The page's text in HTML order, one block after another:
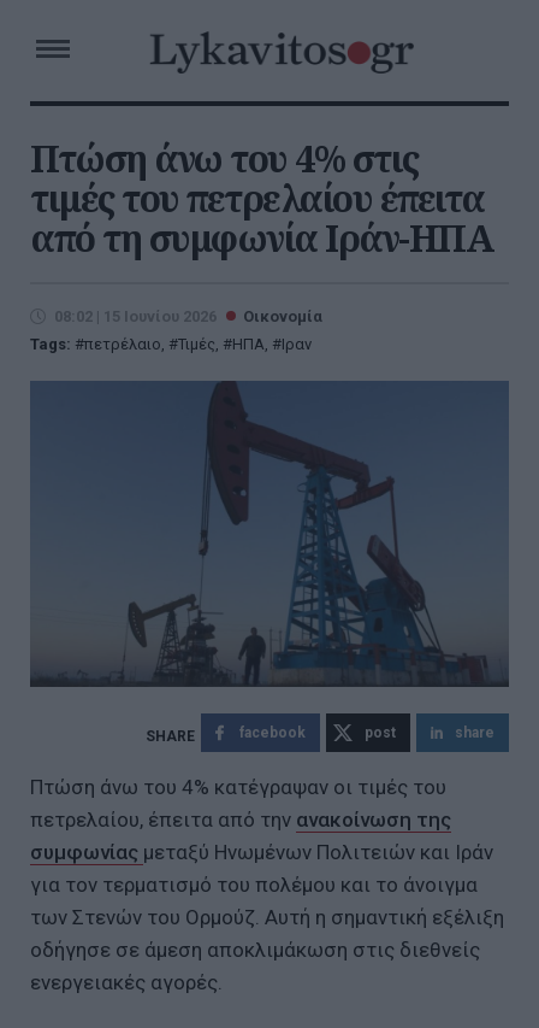
Πτώση άνω του 4% στις
τιμές του πετρελαίου έπειτα
από τη συμφωνία Ιράν-ΗΠΑ
08:02 | 15 Ιουνίου 2026
Οικονομία
Tags:
πετρέλαιο, Τιμές, ΗΠΑ, Ιραν
facebook post share
Πτώση άνω του 4% κατέγραψαν οι τιμές του
πετρελαίου, έπειτα από την ανακοίνωση της
συμφωνίας μεταξύ Ηνωμένων Πολιτειών και Ιράν
για τον τερματισμό του πολέμου και το άνοιγμα
των Στενών του Ορμούζ. Αυτή η σημαντική εξέλιξη
οδήγησε σε άμεση αποκλιμάκωση στις διεθνείς
ενεργειακές αγορές.